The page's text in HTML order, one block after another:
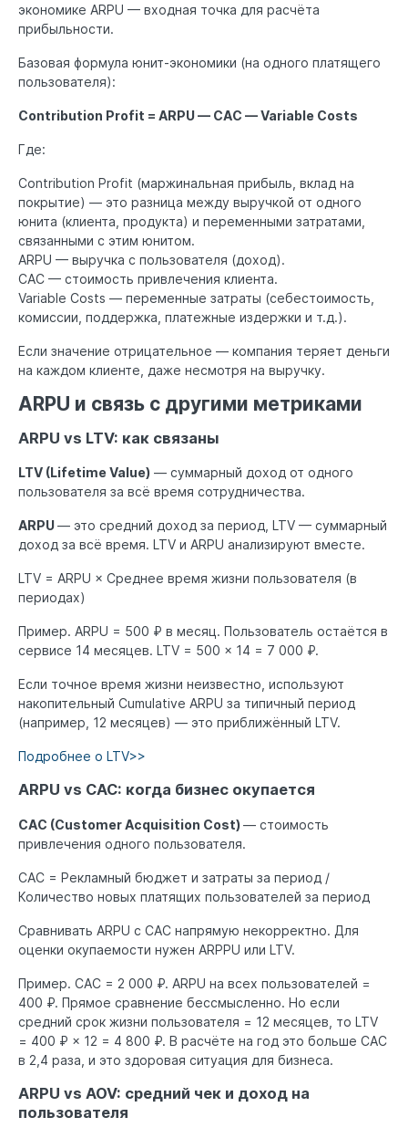
экономике ARPU — входная точка для расчёта
прибыльности.
Базовая формула юнит-экономики (на одного платящего
пользователя):
Contribution Profit = ARPU — CAC — Variable Costs
Где:
Contribution Profit (маржинальная прибыль, вклад на
покрытие) — это разница между выручкой от одного
юнита (клиента, продукта) и переменными затратами,
связанными с этим юнитом.
ARPU — выручка с пользователя (доход).
CAC — стоимость привлечения клиента.
Variable Costs — переменные затраты (себестоимость,
комиссии, поддержка, платежные издержки и т.д.).
Если значение отрицательное — компания теряет деньги
на каждом клиенте, даже несмотря на выручку.
ARPU и связь с другими метриками
ARPU vs LTV: как связаны
LTV (Lifetime Value) — суммарный доход от одного
пользователя за всё время сотрудничества.
ARPU— это средний доход за период, LTV — суммарный
доход за всё время. LTV и ARPU анализируют вместе.
LTV = ARPU × Среднее время жизни пользователя (в
периодах)
Пример. ARPU = 500 ₽ в месяц. Пользователь остаётся в
сервисе 14 месяцев. LTV = 500 × 14 = 7 000 ₽.
Если точное время жизни неизвестно, используют
накопительный Cumulative ARPU за типичный период
(например, 12 месяцев) — это приближённый LTV.
Подробнее о LTV>>
ARPU vs CAC: когда бизнес окупается
CAC (Customer Acquisition Cost)— стоимость
привлечения одного пользователя.
CAC = Рекламный бюджет и затраты за период /
Количество новых платящих пользователей за период
Сравнивать ARPU с CAC напрямую некорректно. Для
оценки окупаемости нужен ARPPU или LTV.
Пример. CAC = 2 000 ₽. ARPU на всех пользователей =
400 ₽. Прямое сравнение бессмысленно. Но если
средний срок жизни пользователя = 12 месяцев, то LTV
= 400 ₽ × 12 = 4 800 ₽. В расчёте на год это больше CAC
в 2,4 раза, и это здоровая ситуация для бизнеса.
ARPU vs AOV: средний чек и доход на
пользователя